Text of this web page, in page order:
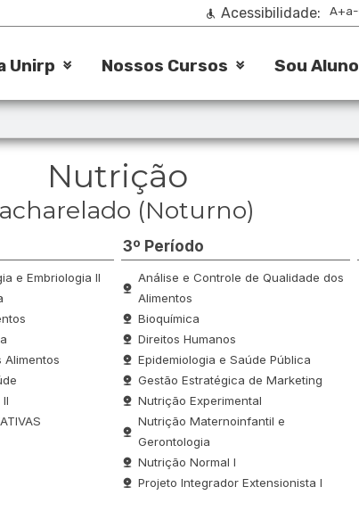
Acessibilidade: A+a-
Unirp Nossos Cursos Sou Aluno
Nutrição
(Noturno)
e Embriologia II
Alimentos
3º Período
Análise e Controle de Qualidade dos
Alimentos
Bioquímica
Direitos Humanos
Epidemiologia e Saúde Pública
Gestão Estratégica de Marketing
Nutrição Experimental
Nutrição Maternoinfantil e
Gerontologia
Nutrição Normal I
Projeto Integrador Extensionista I